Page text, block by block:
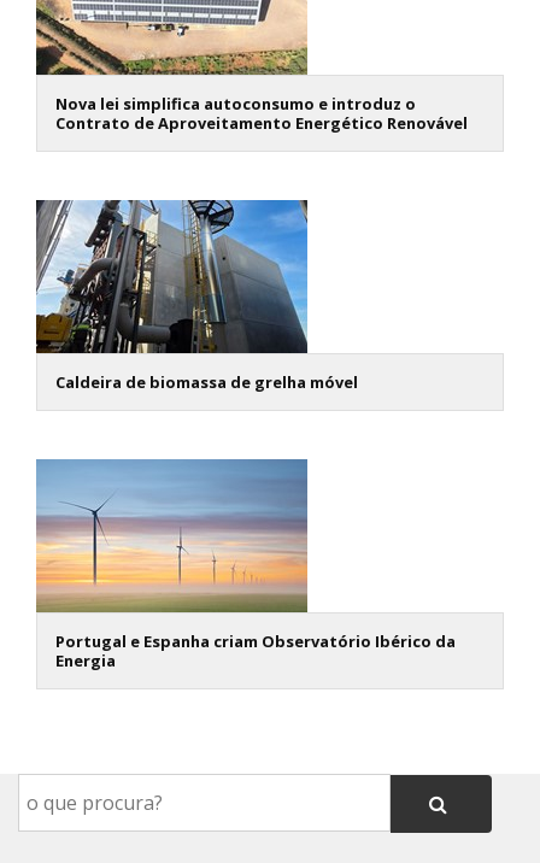
Nova lei simplifica autoconsumo e introduz o
Contrato de Aproveitamento Energético Renovável
Caldeira de biomassa de grelha móvel
Portugal e Espanha criam Observatório Ibérico da
Energia